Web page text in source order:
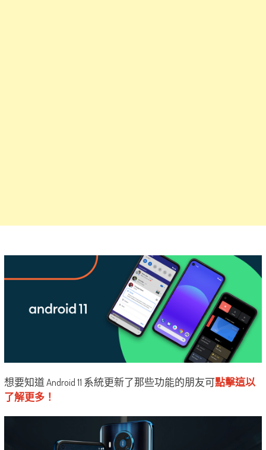
想要知道 Android 11 系統更新了那些功能的朋友可點擊這以
了解更多！